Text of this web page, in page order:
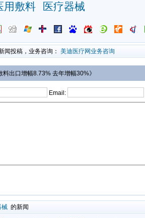
用敷料
医疗器械
闻投稿，业务咨询： 美迪医疗网业务咨询
出口增幅8.73% 去年增幅30%》
Email:
械 的新闻